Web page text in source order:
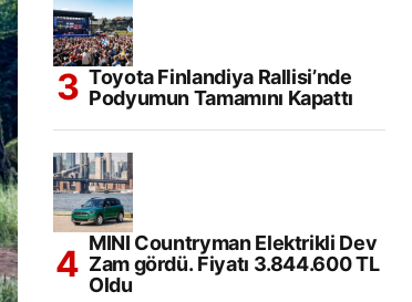
Toyota Finlandiya Rallisi’nde
Podyumun Tamamını Kapattı
MINI Countryman Elektrikli Dev
Zam gördü. Fiyatı 3.844.600 TL
Oldu